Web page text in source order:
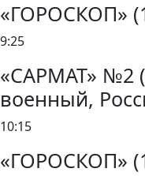
«ГОРОСКОП»
9:25
«САРМАТ» №2
военный,
10:15
«ГОРОСКОП»